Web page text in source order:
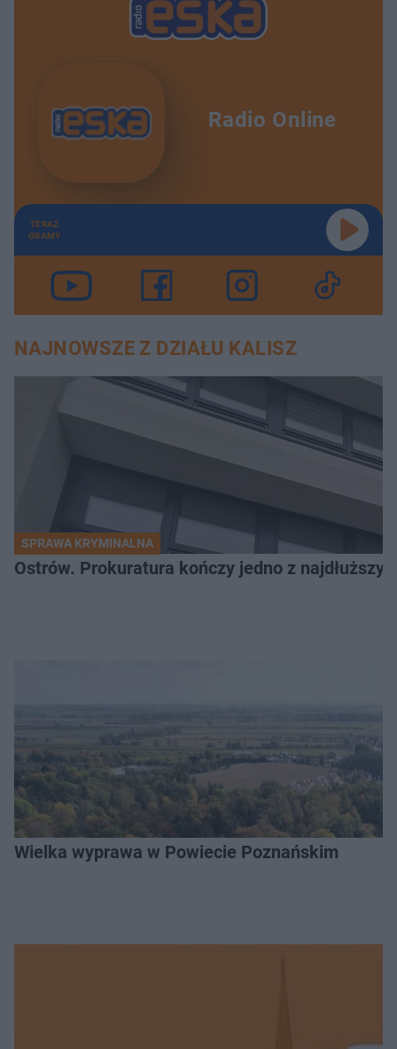
Radio Online
TERAZ
GRAMY
NAJNOWSZE Z DZIAŁU KALISZ
SPRAWA KRYMINALNA
Ostrów. Prokuratura kończy jedno z
Wielka wyprawa w Powiecie Poznańskim